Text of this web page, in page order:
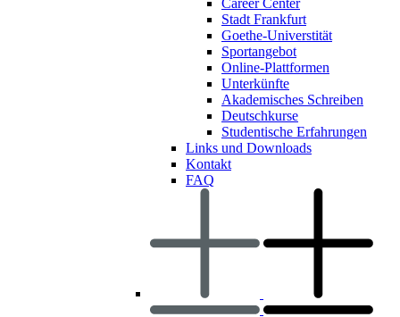
Career Center
Stadt Frankfurt
Goethe-Universtität
Sportangebot
Online-Plattformen
Unterkünfte
Akademisches Schreiben
Deutschkurse
Studentische Erfahrungen
Links und Downloads
Kontakt
FAQ